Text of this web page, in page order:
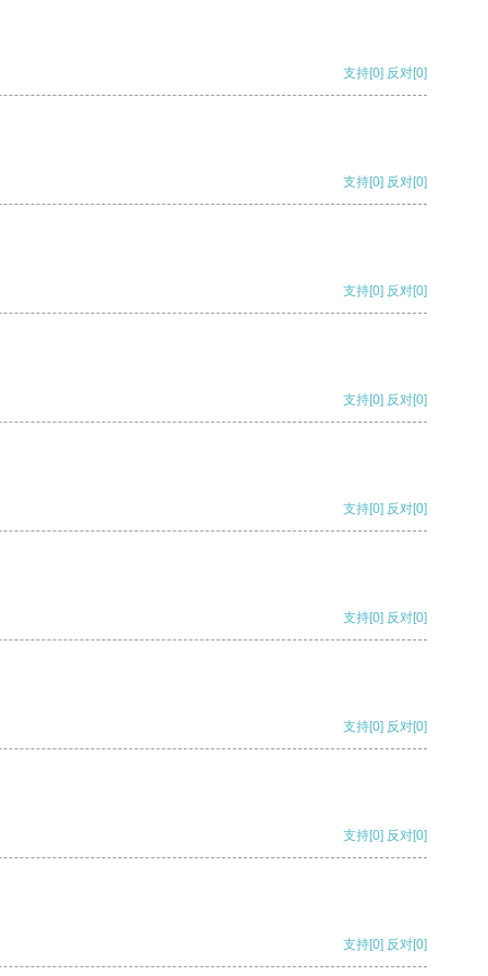
支持[0] 反对[0]
支持[0] 反对[0]
支持[0] 反对[0]
支持[0] 反对[0]
支持[0] 反对[0]
支持[0] 反对[0]
支持[0] 反对[0]
支持[0] 反对[0]
支持[0] 反对[0]